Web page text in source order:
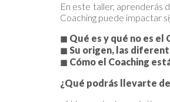
En este taller, aprenderás
Coaching puede impactar
◼ Qué es y qué no es el
◼ Su origen, las
◼ Cómo el Coaching
¿Qué podrás llevarte